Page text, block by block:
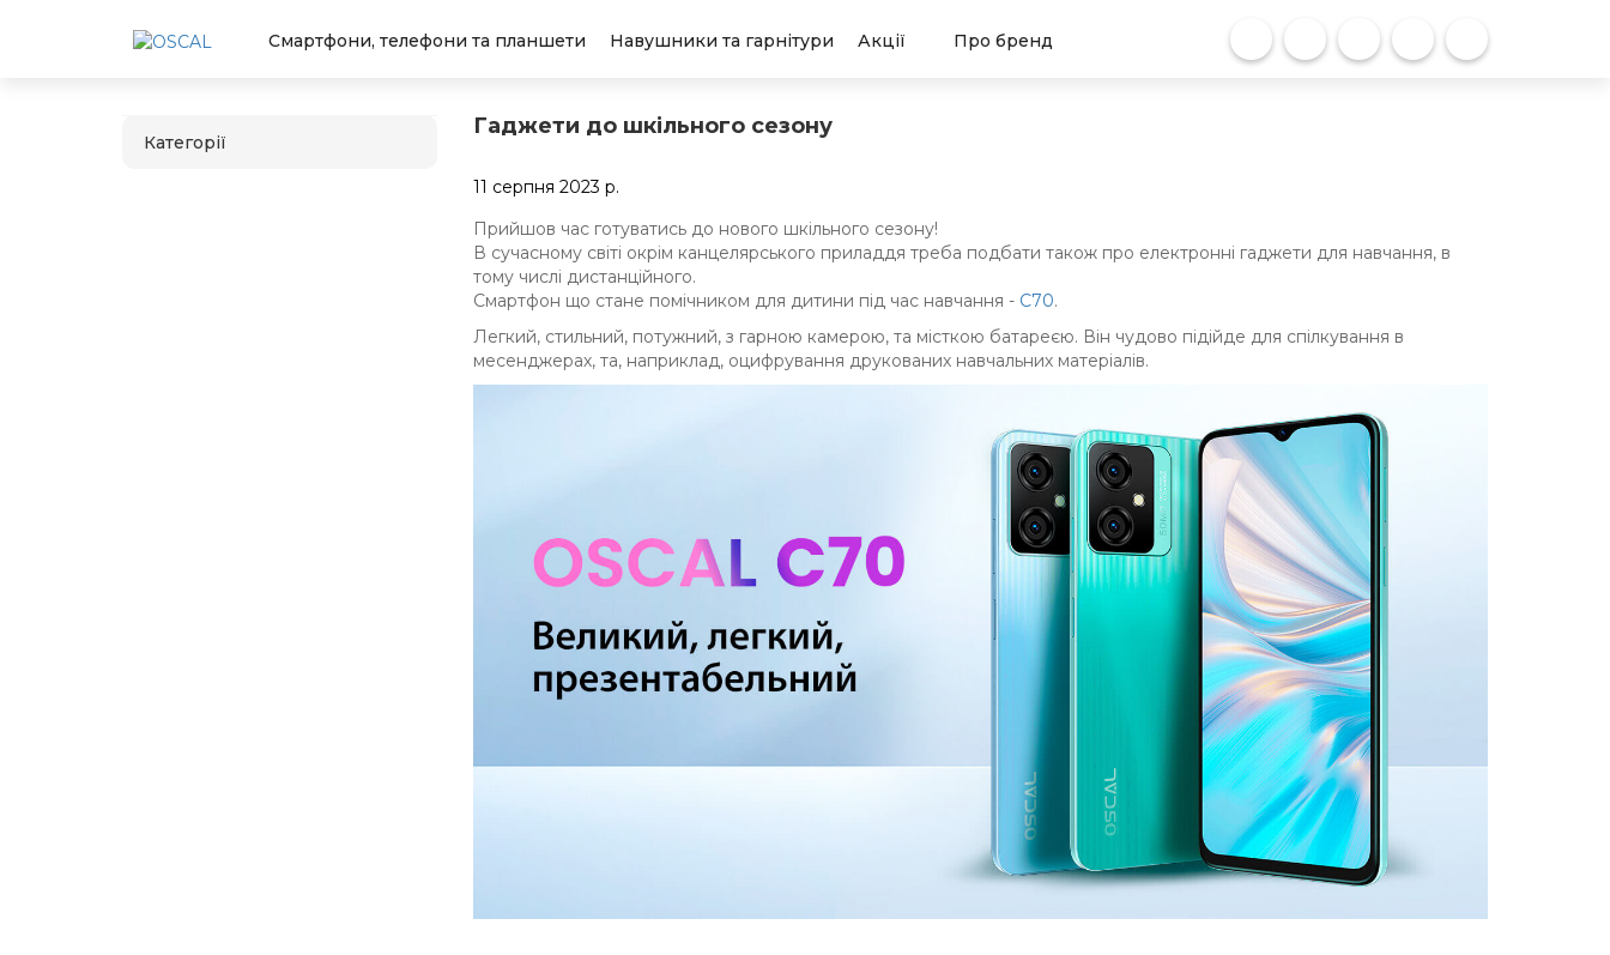
Смартфони, телефони та планшети Навушники та гарнітури Акції Про бренд
Категорії
Гаджети до шкільного сезону
11 серпня 2023 р.
Прийшов час готуватись до нового шкільного сезону!
В сучасному світі окрім канцелярського приладдя треба подбати також про електронні гаджети для навчання, в
тому числі дистанційного.
Смартфон що стане помічником для дитини під час навчання - C70.
Легкий, стильний, потужний, з гарною камерою, та місткою батареєю. Він чудово підійде для спілкування в
месенджерах, та, наприклад, оцифрування друкованих навчальних матеріалів.